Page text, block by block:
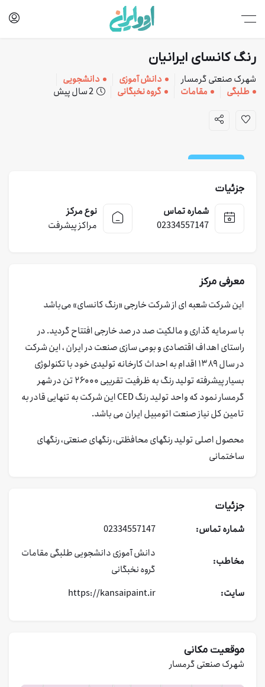
رنگ كانسای ایرانیان
شهرک صنعتی گرمسار دانش آموزی
دانشجویی
طلبگی
مقامات گروه نخبگانی
کارخانه و خدمات
جزئیات
شماره تماس
02334557147
نوع مرکز
مراکز پیشرفت
معرفی مرکز
این شرکت شعبه ای از شرکت خارجی «رنگ کانسای» می‌باشد
با سرمایه گذاری و مالکیت صد در صد خارجی افتتاح گردید. در
راستای اهداف اقتصادی و بومی سازی صنعت در ایران ، این شرکت
در سال ۱۳۸۹ اقدام به احداث کارخانه تولیدی خود با تکنولوژی
بسیار پیشرفته تولید رنگ به ظرفیت تقریبی ۲۶۰۰۰ تن در شهر
گرمسار نمود که واحد تولید رنگ CED این شرکت به تنهایی قادر به
تامین کل نیاز صنعت اتومبیل ایران می باشد.
محصول اصلی تولید رنگهای محافظتی،رنگهای صنعتی، رنگهای
ساختمانی
جزئیات
شماره تماس: 02334557147
مخاطب:
دانش آموزیدانشجوییطلبگیمقامات
گروه نخبگانی
سایت:
https://kansaipaint.ir
موقعیت مکانی
شهرک صنعتی گرمسار